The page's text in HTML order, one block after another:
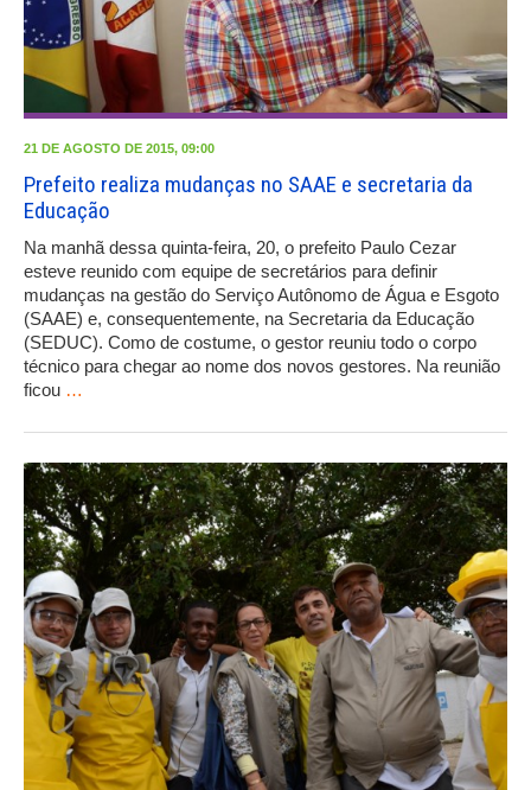
21 DE AGOSTO DE 2015, 09:00
Prefeito realiza mudanças no SAAE e secretaria da
Educação
Na manhã dessa quinta-feira, 20, o prefeito Paulo Cezar
esteve reunido com equipe de secretários para definir
mudanças na gestão do Serviço Autônomo de Água e Esgoto
(SAAE) e, consequentemente, na Secretaria da Educação
(SEDUC). Como de costume, o gestor reuniu todo o corpo
técnico para chegar ao nome dos novos gestores. Na reunião
ficou …